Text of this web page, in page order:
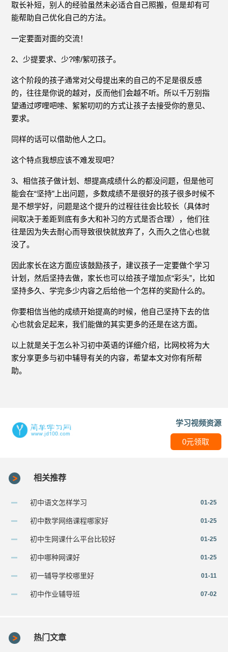
取长补短，别人的经验虽然未必适合自己照搬，但是却有可
能帮助自己优化自己的方法。
一定要面对面的交流！
2、少提要求、少?嗦/絮叨孩子。
这个阶段的孩子通常对父母提出来的自己的不足是很反感
的，往往是你说的越对，反而他们会越不听。所以千万别指
望通过啰哩吧嗦、絮絮叨叨的方式让孩子去接受你的意见、
要求。
同样的话可以借助他人之口。
这个特点我想应该不难发现吧？
3、相信孩子做计划、想提高成绩什么的都没问题，但是他可
能会在“坚持”上出问题，多数成绩不是很好的孩子很多时候不
是不想学好，问题是这个提升的过程往往会比较长（具体时
间取决于差距到底有多大和补习的方式是否合理），他们往
往是因为失去耐心而导致很快就放弃了，久而久之信心也就
没了。
因此家长在这方面应该鼓励孩子，建议孩子一定要做个学习
计划，然后坚持去做，家长也可以给孩子增加点“彩头”，比如
坚持多久、学完多少内容之后给他一个怎样的奖励什么的。
你要相信当他的成绩开始提高的时候，他自己坚持下去的信
心也就会足起来，我们能做的其实更多的还是在这方面。
以上就是关于怎么补习初中英语的详细介绍，比网校将为大
家分享更多与初中辅导有关的内容，希望本文对你有所帮
助。
学习视频资源
0元领取
相关推荐
初中语文怎样学习 01-25
初中数学网络课程哪家好 01-25
初中生网课什么平台比较好 01-25
初中哪种网课好 01-25
初一辅导学校哪里好 01-11
初中作业辅导班 07-02
热门文章